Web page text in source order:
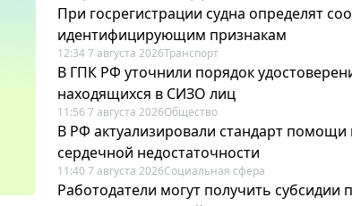
При госрегистрации судна определят
идентифицирующим признакам
12:34 7 августа 2026Транспорт
В ГПК РФ уточнили порядок
находящихся в СИЗО лиц
11:56 7 августа 2026Общество
В РФ актуализировали стандарт помощи
сердечной недостаточности
11:40 7 августа 2026Социальная сфера
Работодатели могут получить субсидии